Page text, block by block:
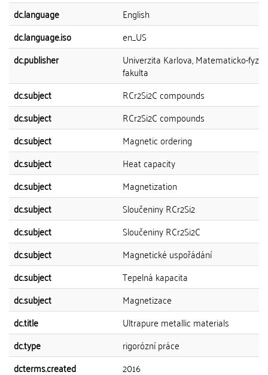
dc.language
English
dc.language.iso
en_US
dc.publisher
Univerzita Karlova, Matematicko-
fakulta
dc.subject
RCr2Si2C compounds
dc.subject
RCr2Si2C compounds
dc.subject
Magnetic ordering
dc.subject
Heat capacity
dc.subject
Magnetization
dc.subject
Sloučeniny RCr2Si2
dc.subject
Sloučeniny RCr2Si2C
dc.subject
Magnetické uspořádání
dc.subject
Tepelná kapacita
dc.subject
Magnetizace
dc.title
Ultrapure metallic materials
dc.type
rigorózní práce
dcterms.created
2016